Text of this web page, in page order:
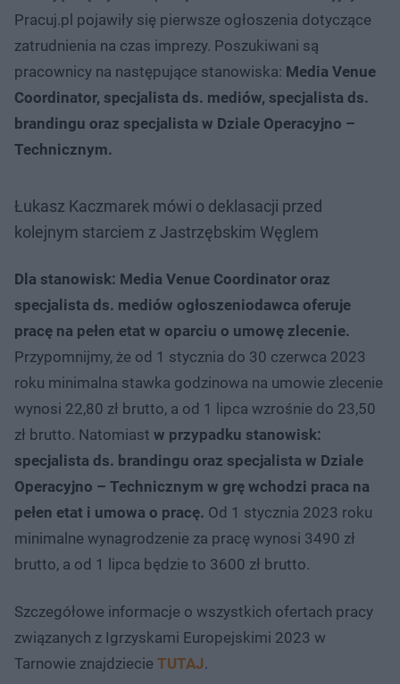
Pracuj.pl pojawiły się pierwsze ogłoszenia dotyczące
zatrudnienia na czas imprezy. Poszukiwani są
pracownicy na następujące stanowiska: Media Venue
Coordinator, specjalista ds. mediów, specjalista ds.
brandingu oraz specjalista w Dziale Operacyjno –
Technicznym.
Łukasz Kaczmarek mówi o deklasacji przed
kolejnym starciem z Jastrzębskim Węglem
Dla stanowisk: Media Venue Coordinator oraz
specjalista ds. mediów ogłoszeniodawca oferuje
pracę na pełen etat w oparciu o umowę zlecenie.
Przypomnijmy, że od 1 stycznia do 30 czerwca 2023
roku minimalna stawka godzinowa na umowie zlecenie
wynosi 22,80 zł brutto, a od 1 lipca wzrośnie do 23,50
zł brutto. Natomiast w przypadku stanowisk:
specjalista ds. brandingu oraz specjalista w Dziale
Operacyjno – Technicznym w grę wchodzi praca na
pełen etat i umowa o pracę. Od 1 stycznia 2023 roku
minimalne wynagrodzenie za pracę wynosi 3490 zł
brutto, a od 1 lipca będzie to 3600 zł brutto.
Szczegółowe informacje o wszystkich ofertach pracy
związanych z Igrzyskami Europejskimi 2023 w
Tarnowie znajdziecie TUTAJ.